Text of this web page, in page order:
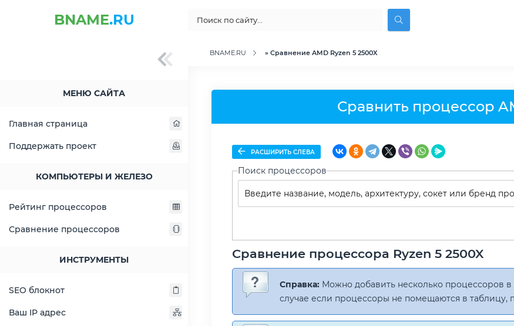
BNAME.RU
МЕНЮ САЙТА
Главная страница
Поддержать проект
КОМПЬЮТЕРЫ И ЖЕЛЕЗО
Рейтинг процессоров
Сравнение процессоров
ИНСТРУМЕНТЫ
SEO блокнот
Ваш IP адрес
BNAME.RU » Сравнение AMD Ryzen 5 2500X
Сравнить процессор
РАСШИРИТЬ СЛЕВА
Поиск процессоров
Сравнение процессора Ryzen 5 2500X
Справка: Можно добавить несколько процессоров в
случае если процессоры не помещаются в таблицу,